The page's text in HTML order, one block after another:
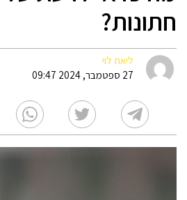
חתונות?
ליאת לוי
27 ספטמבר, 2024 09:47